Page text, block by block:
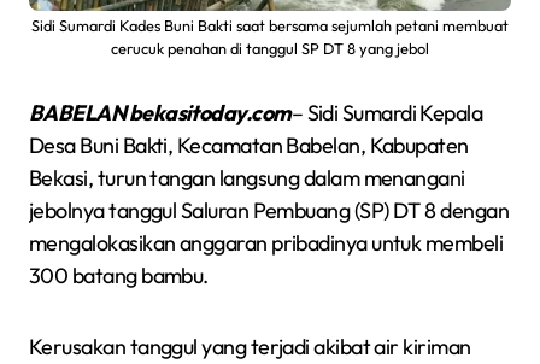
Sidi Sumardi Kades Buni Bakti saat bersama sejumlah petani membuat
cerucuk penahan di tanggul SP DT 8 yang jebol
BABELAN bekasitoday.com– Sidi Sumardi Kepala
Desa Buni Bakti, Kecamatan Babelan, Kabupaten
Bekasi, turun tangan langsung dalam menangani
jebolnya tanggul Saluran Pembuang (SP) DT 8 dengan
mengalokasikan anggaran pribadinya untuk membeli
300 batang bambu.
Kerusakan tanggul yang terjadi akibat air kiriman